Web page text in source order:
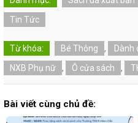
Tin Tức
Từ khóa: Bé Thông , Dành
NXB Phụ nữ
, Ô cửa sách ,
Bài viết cùng chủ đề: